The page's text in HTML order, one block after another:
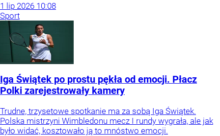
1 lip 2026 10:08
Sport
Iga Świątek po prostu pękła od emocji. Płacz
Polki zarejestrowały kamery
Trudne, trzysetowe spotkanie ma za sobą Iga Świątek.
Polska mistrzyni Wimbledonu mecz I rundy wygrała, ale jak
było widać, kosztowało ją to mnóstwo emocji.